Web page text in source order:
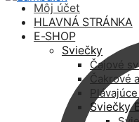
Môj účet
HLAVNÁ STRÁNKA
E-SHOP
Sviečky
Čajové
Čakrové
Sviečky